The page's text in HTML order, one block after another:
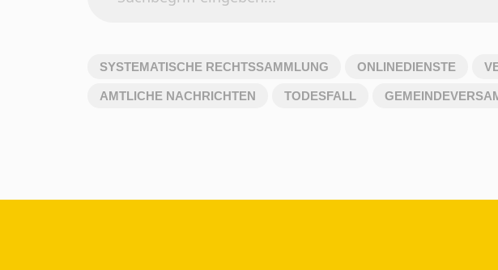
SYSTEMATISCHE RECHTSSAMMLUNG ONLINEDIENSTE
AMTLICHE NACHRICHTEN TODESFALL